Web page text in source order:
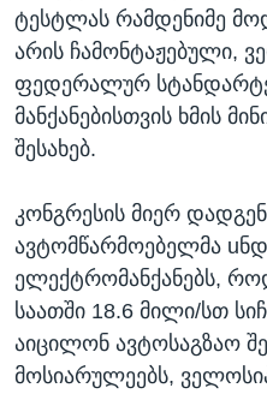
ტესტლას რამდენიმე
არის ჩამონტაჟებული,
ფედერალურ
მანქანებისთვის ხმის
შესახებ.
კონგრესის მიერ
ავტომწარმოებელმა
ელექტრომანქანებს,
საათში 18.6 მილი/სთ
აიცილონ ავტოსაგზაო
მოსიარულეებს,